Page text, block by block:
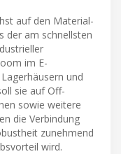
auf den Material-
der am schnellsten
im E-
und
sie auf Off-
sowie weitere
die Verbindung
zunehmend
wird.